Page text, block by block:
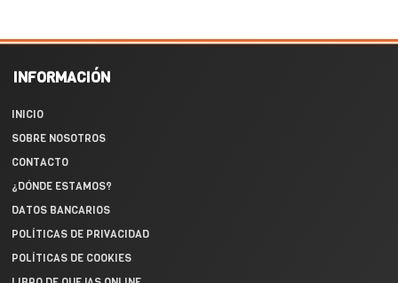
INFORMACIÓN
INICIO
SOBRE NOSOTROS
CONTACTO
¿DÓNDE ESTAMOS?
DATOS BANCARIOS
POLÍTICAS DE PRIVACIDAD
POLÍTICAS DE COOKIES